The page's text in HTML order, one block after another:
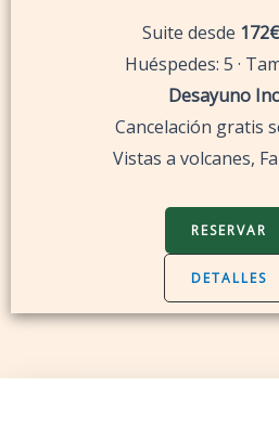
Suite desde 172€
Huéspedes: 5 ·
Desayuno
Cancelación gratis
Vistas a volcanes,
RESERVAR
DETALLES